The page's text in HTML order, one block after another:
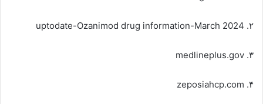
۲. uptodate-Ozanimod drug information-March 2024
۳. medlineplus.gov
۴. zeposiahcp.com